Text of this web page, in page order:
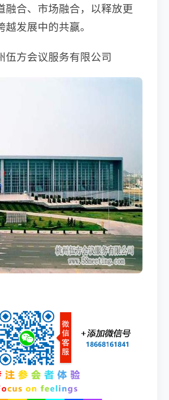
融合、市场融合，以释放更
发展中的共赢。
伍方会议服务有限公司